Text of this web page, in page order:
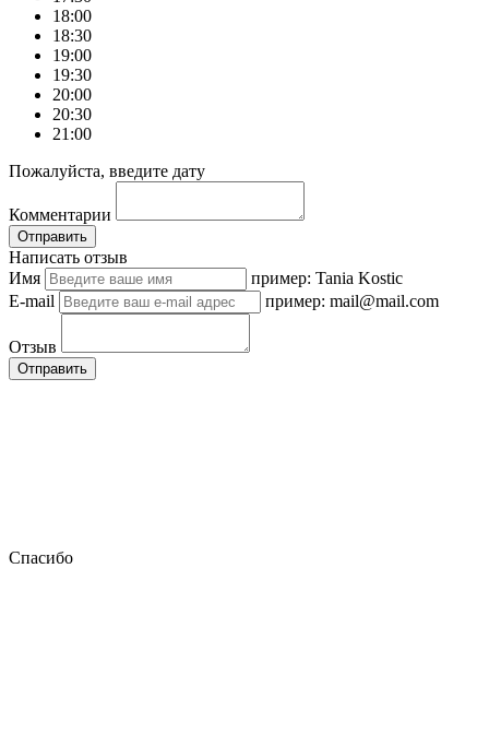
18:00
18:30
19:00
19:30
20:00
20:30
21:00
Пожалуйста, введите дату
Комментарии
Отправить
Написать отзыв
Имя
пример: Tania Kostic
E-mail
пример: mail@mail.com
Отзыв
Отправить
Спасибо